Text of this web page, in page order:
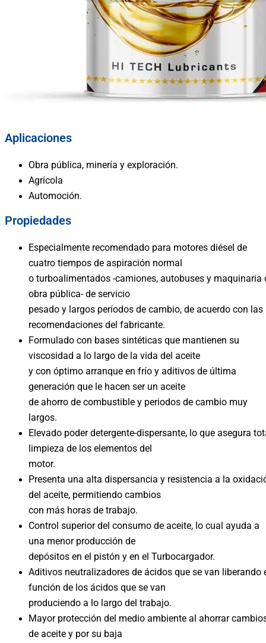
Aplicaciones
Obra pública, minería y exploración.
Agrícola
Automoción.
Propiedades
Especialmente recomendado para motores diésel de
cuatro tiempos de aspiración normal
o turboalimentados -camiones, autobuses y maquinaria
obra pública- de servicio
pesado y largos períodos de cambio, de acuerdo con las
recomendaciones del fabricante.
Formulado con bases sintéticas que mantienen su
viscosidad a lo largo de la vida del aceite
y con óptimo arranque en frío y aditivos de última
generación que le hacen ser un aceite
de ahorro de combustible y periodos de cambio muy
largos.
Elevado poder detergente-dispersante, lo que asegura
limpieza de los elementos del
motor.
Presenta una alta dispersancia y resistencia a la
del aceite, permitiendo cambios
con más horas de trabajo.
Control superior del consumo de aceite, lo cual ayuda a
una menor producción de
depósitos en el pistón y en el Turbocargador.
Aditivos neutralizadores de ácidos que se van liberando
función de los ácidos que se van
produciendo a lo largo del trabajo.
Mayor protección del medio ambiente al ahorrar
de aceite y por su baja